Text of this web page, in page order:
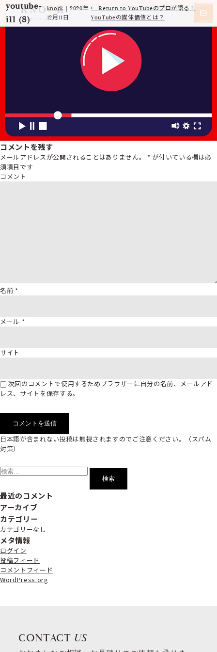
youtube-
i11 (8)
knock | 2020年
12月11日
← Return to YouTubeのプロが語る！
YouTubeの媒体価値とは？
コメントを残す
メールアドレスが公開されることはありません。 * が付いている欄は必
須項目です
コメント
名前 *
メール *
サイト
次回のコメントで使用するためブラウザーに自分の名前、メールアド
レス、サイトを保存する。
日本語が含まれない投稿は無視されますのでご注意ください。（スパム
対策）
索:
最近のコメント
アーカイブ
カテゴリー
カテゴリーなし
メタ情報
ログイン
投稿フィード
コメントフィード
WordPress.org
CONTACT US